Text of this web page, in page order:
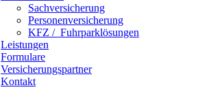
Sachversicherung
Personenversicherung
KFZ / Fuhrparklösungen
Leistungen
Formulare
Versicherungspartner
Kontakt